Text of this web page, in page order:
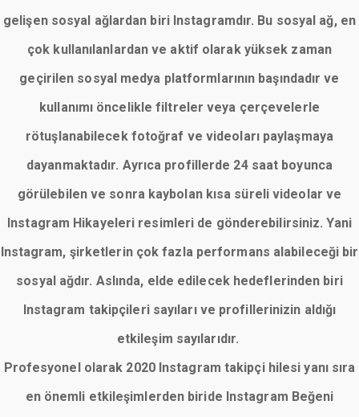
gelişen sosyal ağlardan biri Instagramdır. Bu sosyal ağ, en
çok kullanılanlardan ve aktif olarak yüksek zaman
geçirilen sosyal medya platformlarının başındadır ve
kullanımı öncelikle filtreler veya çerçevelerle
rötuşlanabilecek fotoğraf ve videoları paylaşmaya
dayanmaktadır. Ayrıca profillerde 24 saat boyunca
görülebilen ve sonra kaybolan kısa süreli videolar ve
Instagram Hikayeleri resimleri de gönderebilirsiniz. Yani
Instagram, şirketlerin çok fazla performans alabileceği bir
sosyal ağdır. Aslında, elde edilecek hedeflerinden biri
Instagram takipçileri sayıları ve profillerinizin aldığı
etkileşim sayılarıdır.
Profesyonel olarak 2020 Instagram takipçi hilesi yanı sıra
en önemli etkileşimlerden biride Instagram Beğeni